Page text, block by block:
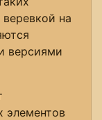
на
версиями
элементов